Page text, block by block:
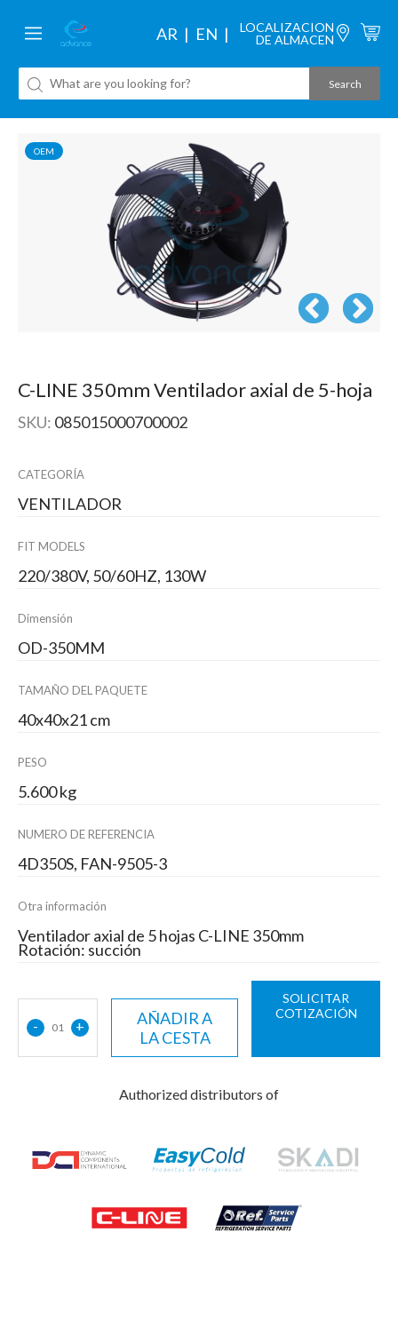
AR EN
LOCALIZACION
DE ALMACEN
OEM
C-LINE 350mm Ventilador axial de 5-hoja
SKU: 085015000700002
CATEGORÍA
VENTILADOR
FIT MODELS
220/380V, 50/60HZ, 130W
Dimensión
OD-350MM
TAMAÑO DEL PAQUETE
40x40x21 cm
PESO
5.600 kg
NUMERO DE REFERENCIA
4D350S, FAN-9505-3
Otra información
Ventilador axial de 5 hojas C-LINE 350mm
Rotación: succión
- 01 +
AÑADIR A
LA CESTA
SOLICITAR
COTIZACIÓN
Authorized distributors of